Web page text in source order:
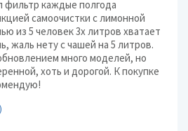
фильтр каждые полгода
самоочистки с лимонной
из 5 человек 3х литров хватает
жаль нету с чашей на 5 литров.
много моделей, но
хоть и дорогой. К покупке